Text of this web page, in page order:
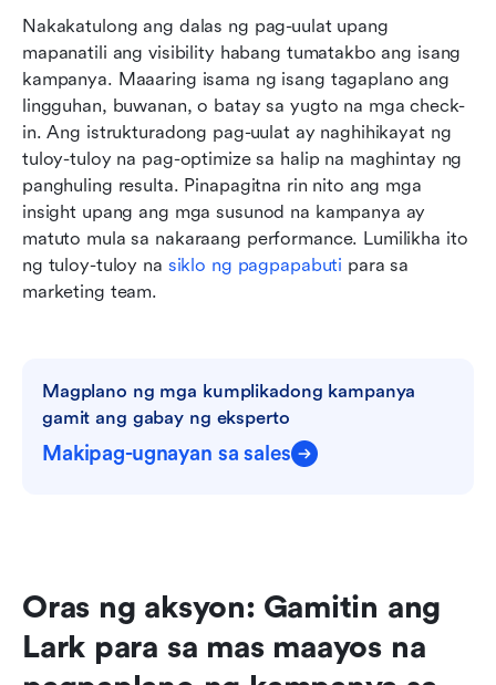
Nakakatulong ang dalas ng pag-uulat upang
mapanatili ang visibility habang tumatakbo ang isang
kampanya. Maaaring isama ng isang tagaplano ang
lingguhan, buwanan, o batay sa yugto na mga check-
in. Ang istrukturadong pag-uulat ay naghihikayat ng
tuloy-tuloy na pag-optimize sa halip na maghintay ng
panghuling resulta. Pinapagitna rin nito ang mga
insight upang ang mga susunod na kampanya ay
matuto mula sa nakaraang performance. Lumilikha ito
ng tuloy-tuloy na siklo ng pagpapabuti para sa
marketing team.
Magplano ng mga kumplikadong kampanya
gamit ang gabay ng eksperto
Makipag-ugnayan sa sales
Oras ng aksyon: Gamitin ang
Lark para sa mas maayos na